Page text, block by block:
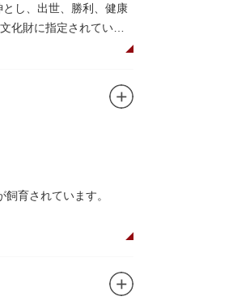
し、出世、勝利、健康
化財に指定されていま
行けない江戸の人々の
観を申し込んでみては
しいものがあります
育されています。